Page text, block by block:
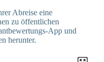
Abreise eine
zu öffentlichen
App und
herunter.